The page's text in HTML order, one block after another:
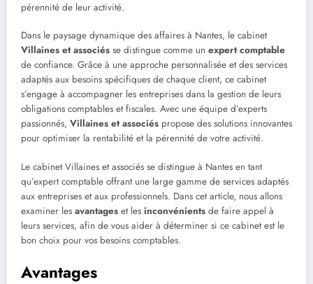
pérennité de leur activité.
Dans le paysage dynamique des affaires à Nantes, le cabinet
Villaines et associés se distingue comme un expert comptable
de confiance. Grâce à une approche personnalisée et des services
adaptés aux besoins spécifiques de chaque client, ce cabinet
s’engage à accompagner les entreprises dans la gestion de leurs
obligations comptables et fiscales. Avec une équipe d’experts
passionnés, Villaines et associés propose des solutions innovantes
pour optimiser la rentabilité et la pérennité de votre activité.
Le cabinet Villaines et associés se distingue à Nantes en tant
qu’expert comptable offrant une large gamme de services adaptés
aux entreprises et aux professionnels. Dans cet article, nous allons
examiner les avantages et les inconvénients de faire appel à
leurs services, afin de vous aider à déterminer si ce cabinet est le
bon choix pour vos besoins comptables.
Avantages